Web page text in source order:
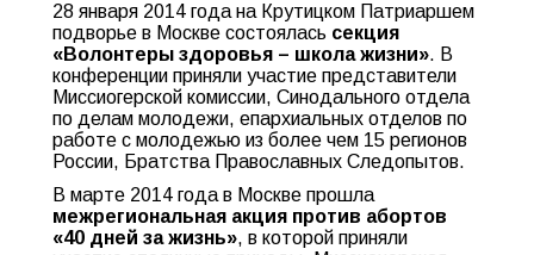
28 января 2014 года на Крутицком Патриаршем
подворье в Москве состоялась секция
«Волонтеры здоровья – школа жизни». В
конференции приняли участие представители
Миссиогерской комиссии, Синодального отдела
по делам молодежи, епархиальных отделов по
работе с молодежью из более чем 15 регионов
России, Братства Православных Следопытов.
В марте 2014 года в Москве прошла
межрегиональная акция против абортов
«40 дней за жизнь», в которой приняли